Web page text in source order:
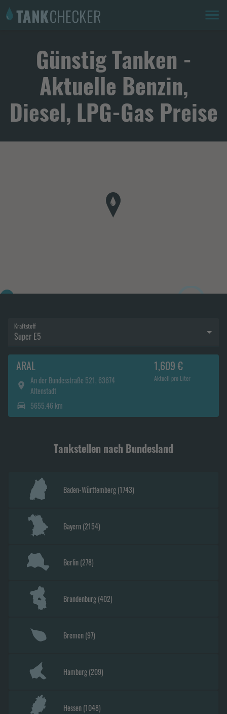
Günstig Tanken -
Aktuelle Benzin,
Diesel, LPG-Gas Preise
Kraftstoff
Super E5
ARAL
An der Bundesstraße 521, 63674
Altenstadt
5655.46 km
1,609 €
Aktuell pro Liter
Tankstellen nach Bundesland
Baden-Württemberg(1743)
Bayern(2154)
Berlin(278)
Brandenburg(402)
Bremen(97)
Hamburg(209)
Hessen(1048)